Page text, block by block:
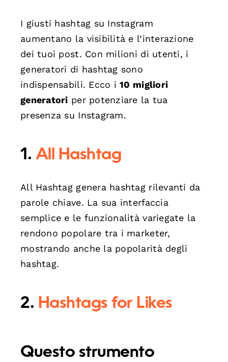
I giusti hashtag su Instagram
aumentano la visibilità e l’interazione
dei tuoi post. Con milioni di utenti, i
generatori di hashtag sono
indispensabili. Ecco i10 migliori
generatori per potenziare la tua
presenza su Instagram.
1. All Hashtag
All Hashtag genera hashtag rilevanti da
parole chiave. La sua interfaccia
semplice e le funzionalità variegate la
rendono popolare tra i marketer,
mostrando anche la popolarità degli
hashtag.
2. Hashtags for Likes
Questo strumento